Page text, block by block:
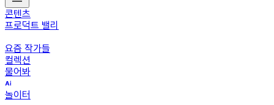
콘텐츠
프로덕트 밸리
요즘 작가들
컬렉션
물어봐
놀이터